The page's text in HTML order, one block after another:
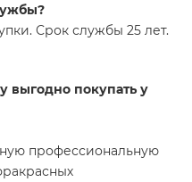
Срок службы 25 лет.
выгодно покупать у
профессиональную